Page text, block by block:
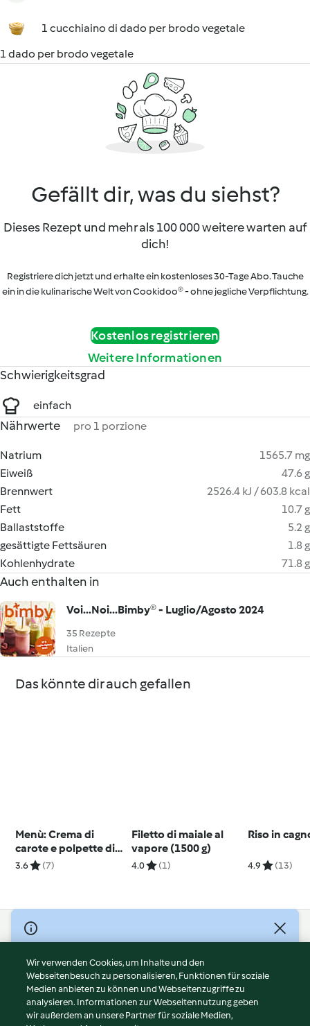
1 cucchiaino di dado per brodo vegetale
1 dado per brodo vegetale
Gefällt dir, was du siehst?
Dieses Rezept und mehr als 100 000 weitere warten auf
dich!
Registriere dich jetzt und erhalte ein kostenloses 30-Tage Abo. Tauche
ein in die kulinarische Welt von Cookidoo® - ohne jegliche Verpflichtung.
Kostenlos registrieren
Weitere Informationen
Schwierigkeitsgrad
einfach
Nährwerte pro 1 porzione
Natrium
1565.7 mg
Eiweiß
47.6 g
Brennwert
2526.4 kJ / 603.8 kcal
Fett
10.7 g
Ballaststoffe
5.2 g
gesättigte Fettsäuren
1.8 g
Kohlenhydrate
71.8 g
Auch enthalten in
Voi...Noi...Bimby® - Luglio/Agosto 2024
35 Rezepte
Italien
Das könnte dir auch gefallen
Menù: Crema di
carote e polpette di
vitello
3.6 (7)
Filetto di maiale al
vapore (1500 g)
4.0 (1)
Riso in
4.9 (13)
© Copyright 2026
Nutzungsbedingungen
Datenschutzrichtlinien
Disclaimer
Impressum
Wir verwenden Cookies, um Inhalte und den
Webseitenbesuch zu personalisieren, Funktionen für soziale
Medien anbieten zu können und Webseitenzugriffe zu
analysieren. Informationen zur Webseitennutzung geben
wir außerdem an unsere Partner für soziale Medien,